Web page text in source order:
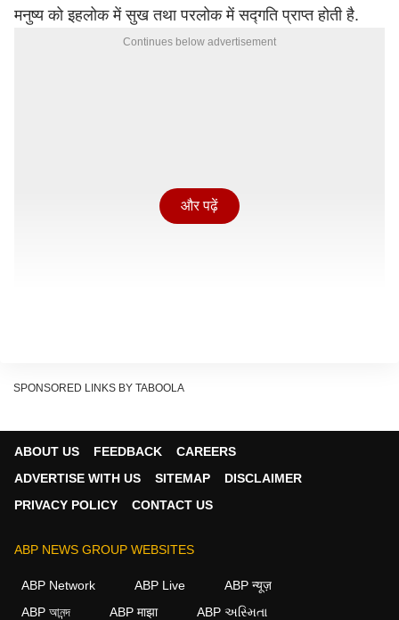
मनुष्य को इहलोक में सुख तथा परलोक में सद्गति प्राप्त होती है.
Continues below advertisement
और पढ़ें
SPONSORED LINKS BY TABOOLA
ABOUT US FEEDBACK
CAREERS
ADVERTISE WITH US
SITEMAP
DISCLAIMER
PRIVACY POLICY
CONTACT US
ABP NEWS GROUP WEBSITES
ABP Network ABP Live
ABP न्यूज़
ABP আনন্দ
ABP माझा ABP અસ્મિતા